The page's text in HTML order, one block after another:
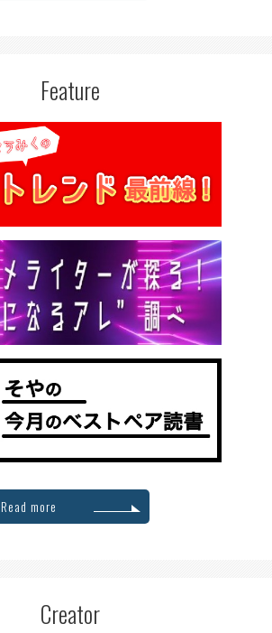
Feature
Read more
Creator